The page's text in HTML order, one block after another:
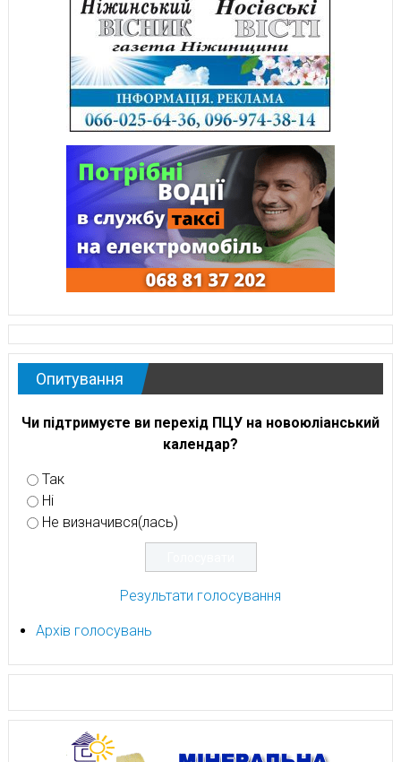
Опитування
Чи підтримуєте ви перехід ПЦУ на новоюліанський
календар?
Так
Ні
Не визначився(лась)
Результати голосування
Архів голосувань